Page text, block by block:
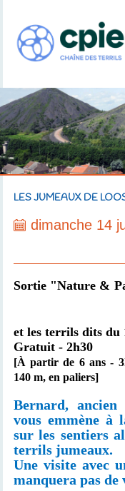
LES JUMEAUX DE
dimanche 14
Sortie "Nature &
et les terrils dits du
Gratuit - 2h30
[À partir de 6 ans -
140 m, en paliers]
Bernard,
vous emmène à
sur les sentiers
terrils jumeaux.
Une visite avec
manquera pas de